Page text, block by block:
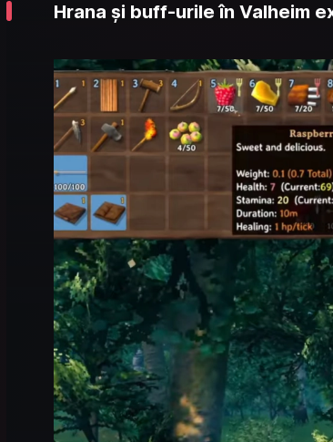
Hrana și buff-urile în Valheim